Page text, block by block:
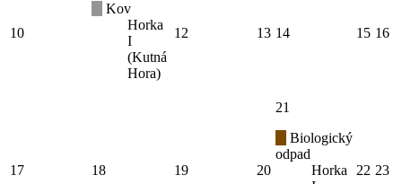
10
Kov
Horka
I
(Kutná
Hora)
12 13 14 15 16
17 18 19 20
21
Biologický
odpad
Horka 22 23